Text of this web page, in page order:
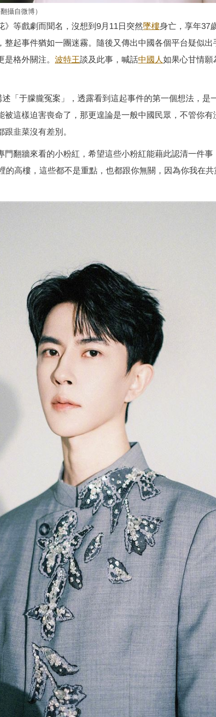
攝自微博）
》等戲劇而聞名，沒想到9月11日突然墜樓身亡，享年37
起事件猶如一團迷霧。隨後又傳出中國各個平台疑似出
格外關注。 波特王談及此事，喊話中國人如果心甘情願
「于朦朧冤案」，透露看到這起事件的第一個想法，是
這樣迫害喪命了，那更遑論是一般中國民眾，不管你有
韭菜沒有差別。
翻牆來看的小粉紅，希望這些小粉紅能藉此認清一件
的高樓，這些都不是重點，也都跟你無關，因為你我在